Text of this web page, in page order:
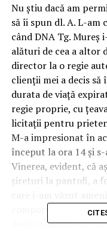
Nu ştiu dacă am
să îi spun dl. A. L-am
când DNA Tg. Mureş
alături de cea a altor
director la o regie
clienţii mei a decis să
durata de viaţă
regie proprie, cu
licitaţii pentru
M-a impresionat în
început la ora 14 şi
Vinerea, evident, că
şireturi la pantofi, a
comportat ca un
decis înlocuirea